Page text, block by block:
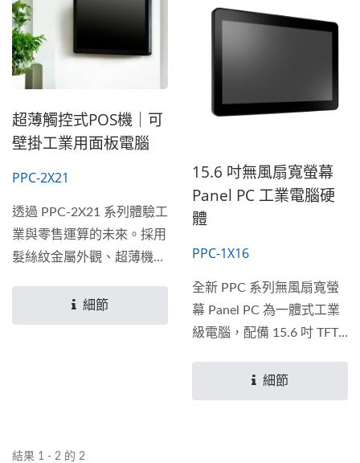
超薄觸控式POS機｜可
壁掛工業用面板電腦
PPC-2X21
透過 PPC-2X21 系列體驗工
業與零售運算的未來。採用
髮絲紋金屬外觀、超薄機身
款一體式...
細節
15.6 吋無風扇寬螢幕
Panel PC 工業電腦硬
體
PPC-1X16
全新 PPC 系列無風扇寬螢
幕 Panel PC 為一體式工業
級電腦，配備 15.6 吋 TFT
細節
結果 1 - 2 的 2